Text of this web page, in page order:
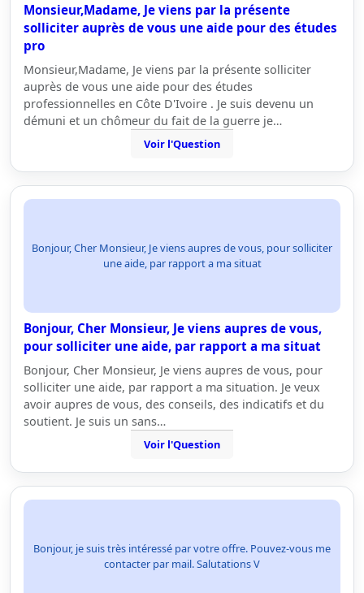
Monsieur,Madame, Je viens par la présente
solliciter auprès de vous une aide pour des études
pro
Monsieur,Madame, Je viens par la présente solliciter
auprès de vous une aide pour des études
professionnelles en Côte D'Ivoire . Je suis devenu un
démuni et un chômeur du fait de la guerre je…
Voir l'Question
Bonjour, Cher Monsieur, Je viens aupres de vous, pour solliciter
une aide, par rapport a ma situat
Bonjour, Cher Monsieur, Je viens aupres de vous,
pour solliciter une aide, par rapport a ma situat
Bonjour, Cher Monsieur, Je viens aupres de vous, pour
solliciter une aide, par rapport a ma situation. Je veux
avoir aupres de vous, des conseils, des indicatifs et du
soutient. Je suis un sans…
Voir l'Question
Bonjour, je suis très intéressé par votre offre. Pouvez-vous me
contacter par mail. Salutations V